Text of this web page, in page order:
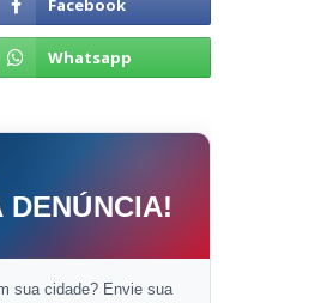
DENÚNCIA!
sua cidade? Envie sua